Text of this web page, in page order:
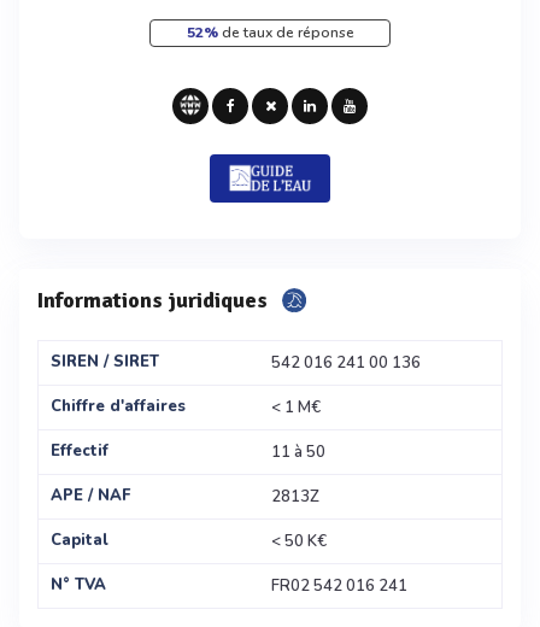
52%de taux de réponse
Informations juridiques
SIREN / SIRET
542 016 241 00 136
Chiffre d'affaires
< 1 M€
Effectif
11 à 50
APE / NAF
2813Z
Capital
< 50 K€
N° TVA
FR02 542 016 241